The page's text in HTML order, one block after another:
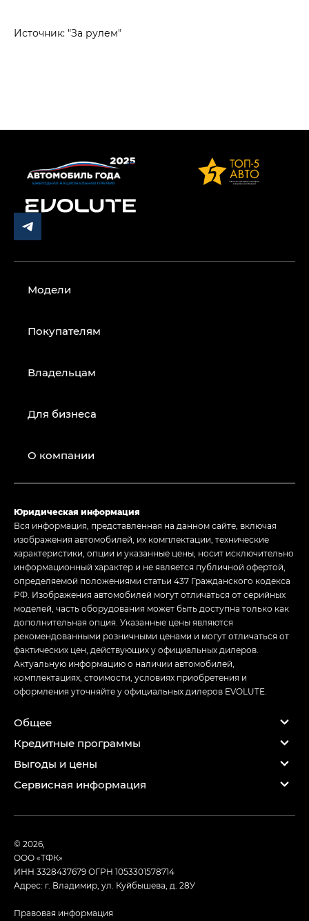
Источник: "За рулем"
Модели
Покупателям
Владельцам
Для бизнеса
О компании
Юридическая информация
Вся информация, представленная на данном сайте, включая
изображения автомобилей, их комплектации, технические
характеристики, опции и указанные цены, носит исключительно
информационный характер и не является публичной офертой,
определяемой положениями статьи 437 Гражданского кодекса
РФ. Изображения автомобилей могут отличаться от серийных
моделей, часть оборудования может быть доступна только как
дополнительная опция. Указанные цены являются
рекомендованными розничными ценами и могут отличаться от
фактических цен, действующих у официальных дилеров.
Актуальную информацию о наличии автомобилей,
комплектациях, стоимости, условиях приобретения и
оформления уточняйте у официальных дилеров EVOLUTE.
Общее
Кредитные программы
Выгоды и цены
Сервисная информация
© 2026,
ООО «ТФК»
ИНН 3328437679ОГРН 1053301578714
Адрес: г. Владимир, ул. Куйбышева, д. 28У
Правовая информация